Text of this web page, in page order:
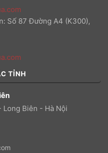
Số 87 Đường A4 (K300),
TỈNH
Biên - Hà Nội